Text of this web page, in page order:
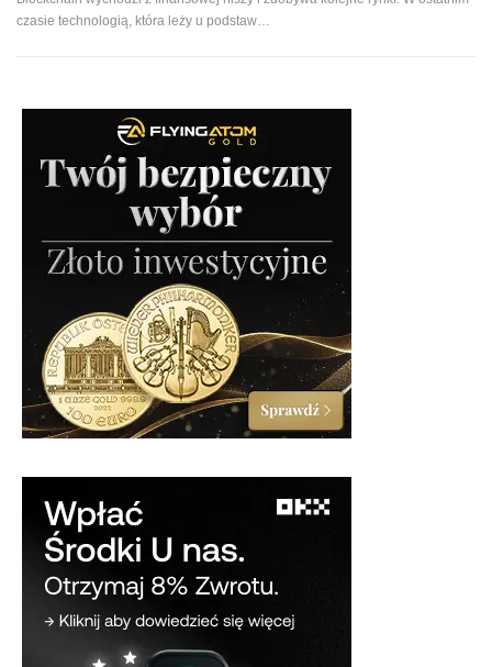
czasie technologią, która leży u podstaw…